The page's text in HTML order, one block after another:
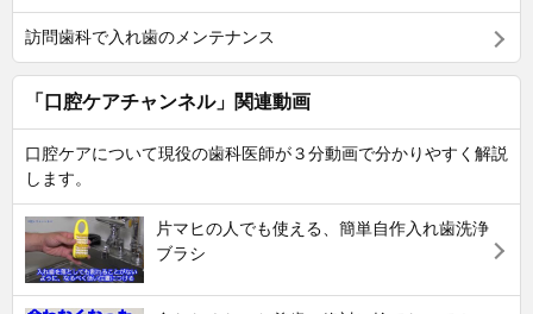
訪問歯科で入れ歯のメンテナンス
「口腔ケアチャンネル」関連動画
口腔ケアについて現役の歯科医師が３分動画で分かりやすく解説
します。
片マヒの人でも使える、簡単自作入れ歯洗浄
ブラシ